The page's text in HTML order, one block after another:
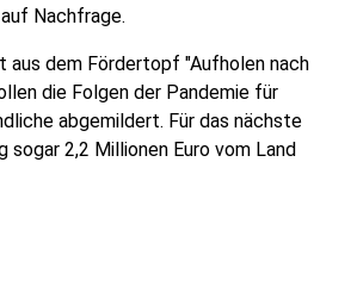
Nachfrage.
aus dem Fördertopf "Aufholen nach
die Folgen der Pandemie für
abgemildert. Für das nächste
sogar 2,2 Millionen Euro vom Land